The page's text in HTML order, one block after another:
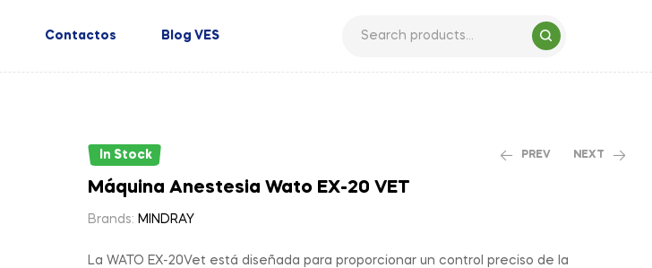
Contactos Blog VES
In Stock PREV NEXT
Máquina Anestesia Wato EX-20 VET
Brands: MINDRAY
La WATO EX-20Vet está diseñada para proporcionar un control preciso de la